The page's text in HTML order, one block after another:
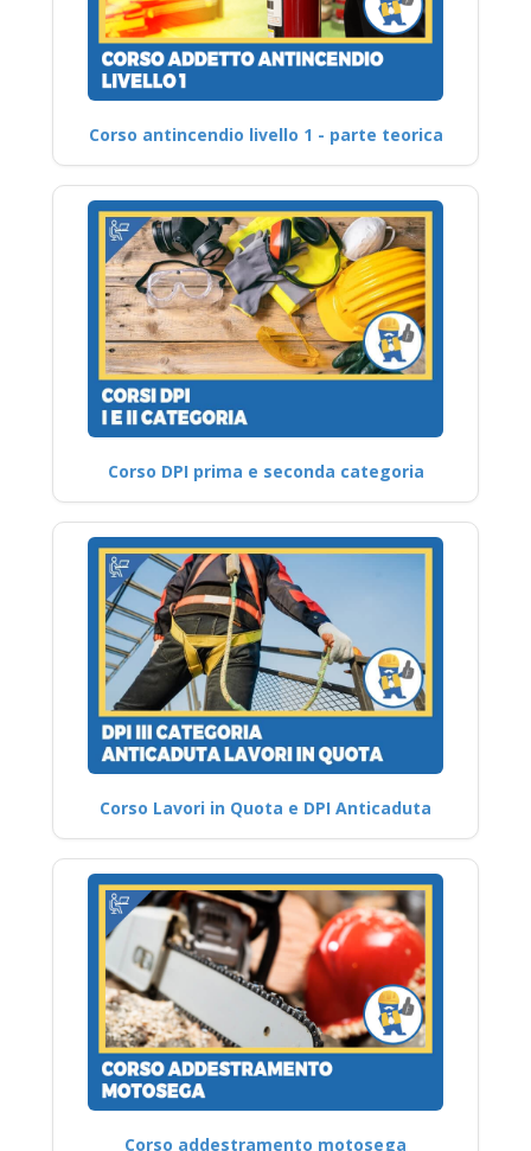
Corso antincendio livello 1 - parte teorica
Corso DPI prima e seconda categoria
Corso Lavori in Quota e DPI Anticaduta
Corso addestramento motosega